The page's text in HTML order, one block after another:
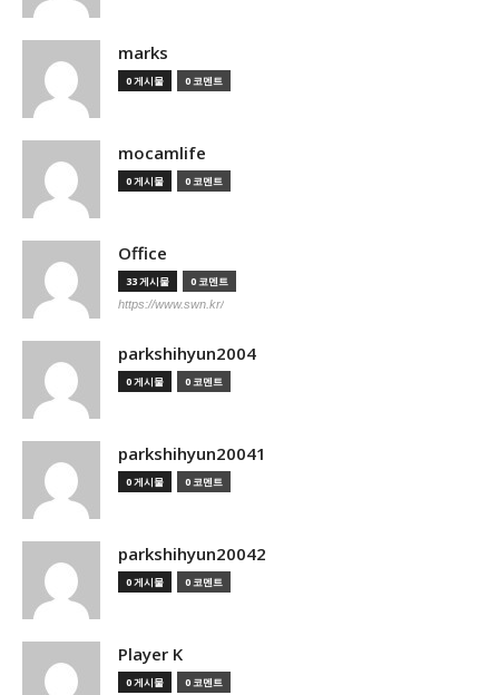
marks
0 게시물 0 코멘트
mocamlife
0 게시물 0 코멘트
Office
33 게시물 0 코멘트
https://www.swn.kr/
parkshihyun2004
0 게시물 0 코멘트
parkshihyun20041
0 게시물 0 코멘트
parkshihyun20042
0 게시물 0 코멘트
Player K
0 게시물 0 코멘트